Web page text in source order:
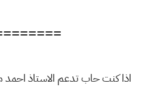
اذا كنت حاب تدعم الاستاذ